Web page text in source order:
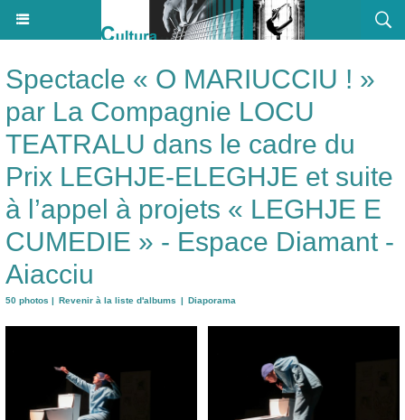
Spectacle « O MARIUCCIU ! »
par La Compagnie LOCU
TEATRALU dans le cadre du
Prix LEGHJE-ELEGHJE et suite
à l’appel à projets « LEGHJE E
CUMEDIE » - Espace Diamant -
Aiacciu
50 photos | Revenir à la liste d'albums | Diaporama